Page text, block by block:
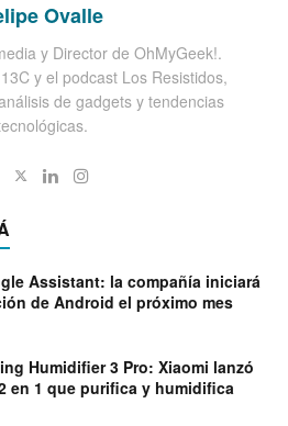
Ovalle
y Director de OhMyGeek!.
y el podcast Los Resistidos,
de gadgets y tendencias
Assistant: la compañía iniciará
de Android el próximo mes
Humidifier 3 Pro: Xiaomi lanzó
en 1 que purifica y humidifica